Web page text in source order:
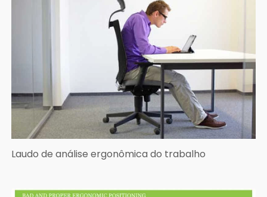
Laudo de análise ergonômica do trabalho